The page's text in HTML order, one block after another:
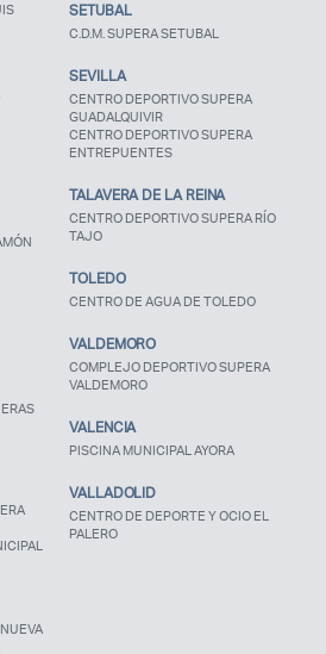
SETUBAL
C.D.M. SUPERA SETUBAL
SEVILLA
CENTRO DEPORTIVO SUPERA
GUADALQUIVIR
CENTRO DEPORTIVO SUPERA
ENTREPUENTES
TALAVERA DE LA REINA
CENTRO DEPORTIVO SUPERA RÍO
TAJO
TOLEDO
CENTRO DE AGUA DE TOLEDO
VALDEMORO
COMPLEJO DEPORTIVO SUPERA
VALDEMORO
VALENCIA
PISCINA MUNICIPAL AYORA
VALLADOLID
CENTRO DE DEPORTE Y OCIO EL
PALERO